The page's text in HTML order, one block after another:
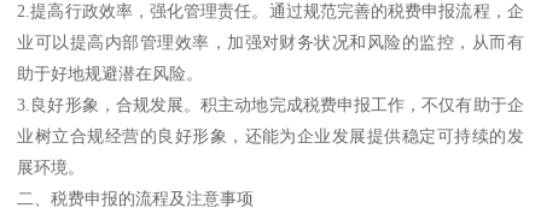
2.提高行政效率，强化管理责任。通过规范完善的税费申报流程，企
业可以提高内部管理效率，加强对财务状况和风险的监控，从而有
助于好地规避潜在风险。
3.良好形象，合规发展。积主动地完成税费申报工作，不仅有助于企
业树立合规经营的良好形象，还能为企业发展提供稳定可持续的发
展环境。
二、税费申报的流程及注意事项